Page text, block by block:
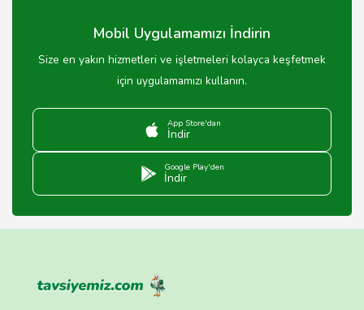
Mobil Uygulamamızı İndirin
Size en yakın hizmetleri ve işletmeleri kolayca keşfetmek
için uygulamamızı kullanın.
App Store'dan
İndir
Google Play'den
İndir